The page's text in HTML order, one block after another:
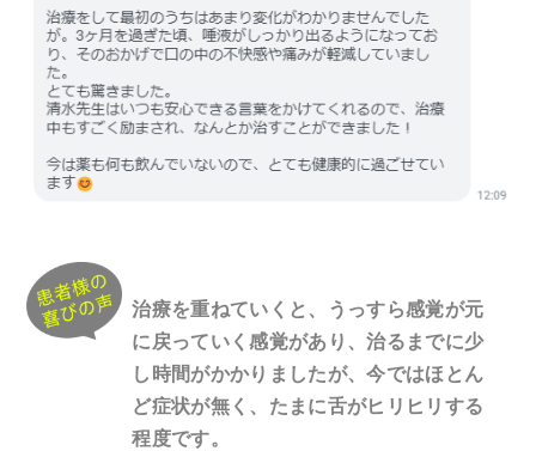
治療を重ねていくと、うっすら感覚が元
に戻っていく感覚があり、治るまでに少
し時間がかかりましたが、今ではほとん
ど症状が無く、たまに舌がヒリヒリする
程度です。